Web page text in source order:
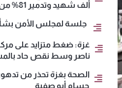
ألف شهيد وتدمير 81% من المباني
جلسة لمجلس الأمن بشأن
غزة: ضغط متزايد على
ناصر وسط نقص حاد
الصحة بغزة تحذر من
حسام أبو صفية